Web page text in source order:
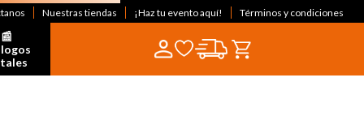
Nuestras tiendas ¡Haz tu evento aquí! Términos y condiciones